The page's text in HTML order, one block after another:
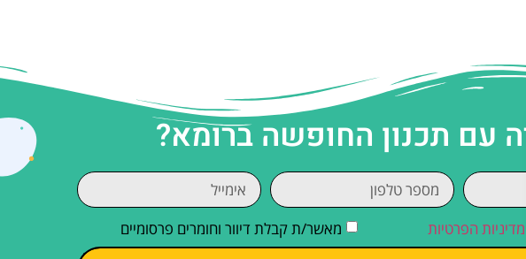
עם תכנון החופשה ברומא?
מדיניות הפרטיות מאשר/ת קבלת דיוור וחומרים פרסומיים